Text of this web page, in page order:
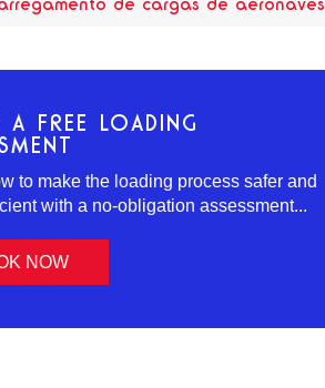
FREE LOADING
to make the loading process safer and
with a no-obligation assessment...
NOW